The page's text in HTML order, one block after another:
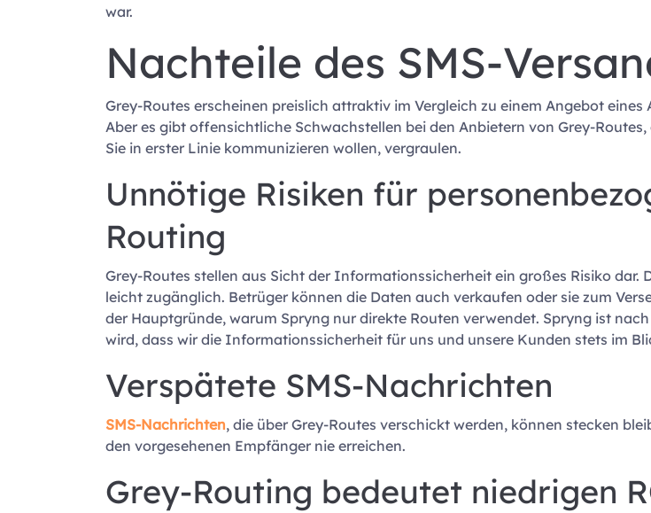
war.
Nachteile des SMS-
Grey-Routes erscheinen preislich attraktiv im Vergleich zu einem Angebot
Aber es gibt offensichtliche Schwachstellen bei den Anbietern von Grey-
Sie in erster Linie kommunizieren wollen, vergraulen.
Unnötige Risiken für
Routing
Grey-Routes stellen aus Sicht der Informationssicherheit ein großes Risiko
leicht zugänglich. Betrüger können die Daten auch verkaufen oder sie zum
der Hauptgründe, warum Spryng nur direkte Routen verwendet. Spryng ist nach
wird, dass wir die Informationssicherheit für uns und unsere Kunden stets im
Verspätete SMS-Nachrichten
SMS-Nachrichten, die über Grey-Routes verschickt werden, können stecken
den vorgesehenen Empfänger nie erreichen.
Grey-Routing bedeutet niedrigen